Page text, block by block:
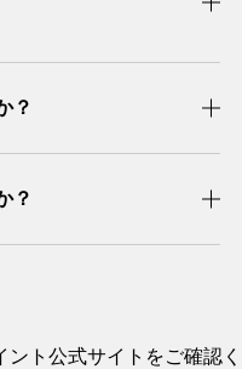
？
？
ト公式サイトをご確認く